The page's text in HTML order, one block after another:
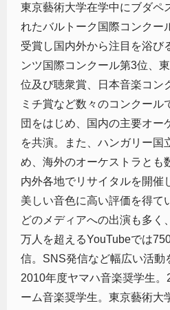
東京藝術大学在学中にブダペ
れたバルトーク国際コンクー
受賞し国内外から注目を浴び
ンツ国際コンクール第3位、
位及び聴衆賞、日本音楽コン
ミチ賞など数々のコンクール
団をはじめ、国内の主要オー
を共演。また、ハンガリー国
め、海外のオーケストラとも
内外各地でリサイタルを開催
美しい音色に高い評価を得て
どのメディアへの出演も多く
万人を超えるYouTubeでは
信。SNS発信など幅広い活動
2010年度ヤマハ音楽奨学生
ーム音楽奨学生。東京藝術大